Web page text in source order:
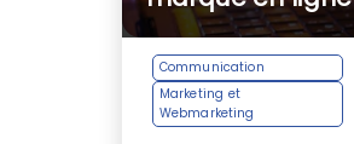
Communication
Marketing et
Webmarketing